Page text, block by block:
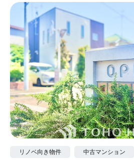
リノベ向き物件 中古マンション